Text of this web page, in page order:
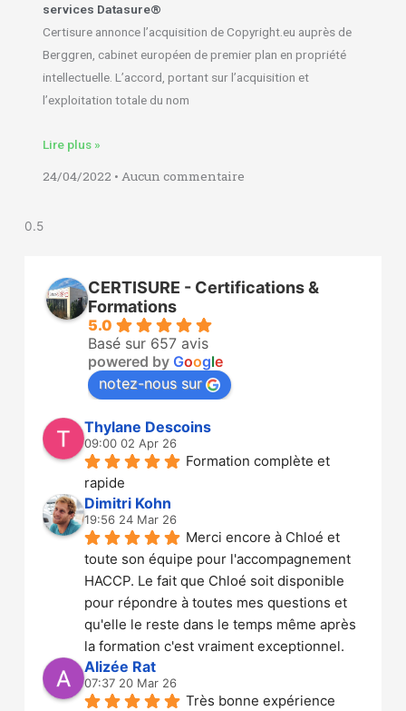
services Datasure®
Certisure annonce l’acquisition de Copyright.eu auprès de
Berggren, cabinet européen de premier plan en propriété
intellectuelle. L’accord, portant sur l’acquisition et
l’exploitation totale du nom
Lire plus »
24/04/2022 Aucun commentaire
CERTISURE - Certifications &
Formations
5.0
Basé sur 657 avis
powered by Google
notez-nous sur
Thylane Descoins
09:00 02 Apr 26
Formation complète et
rapide
Dimitri Kohn
19:56 24 Mar 26
Merci encore à Chloé et
toute son équipe pour l'accompagnement
HACCP. Le fait que Chloé soit disponible
pour répondre à toutes mes questions et
qu'elle le reste dans le temps même après
la formation c'est vraiment exceptionnel.
Alizée Rat
07:37 20 Mar 26
Très bonne expérience